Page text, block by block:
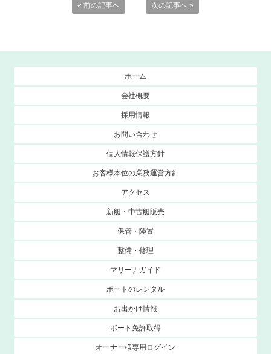
« 前の記事へ 次の記事へ »
ホーム
会社概要
採用情報
お問い合わせ
個人情報保護方針
お客様本位の業務運営方針
アクセス
新艇・中古艇販売
保管・陸置
整備・修理
マリーナガイド
ボートのレンタル
お出かけ情報
ボート免許取得
オーナー様専用ログイン